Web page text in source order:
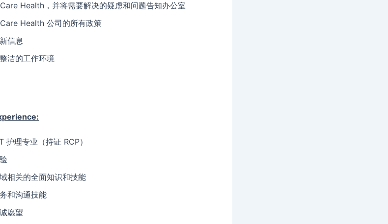
Health，并将需要解决的疑虑和问题告知办公室
Health 公司的所有政策
信息
洁的工作环境
护理专业（持证 RCP）
相关的全面知识和技能
和沟通技能
愿望